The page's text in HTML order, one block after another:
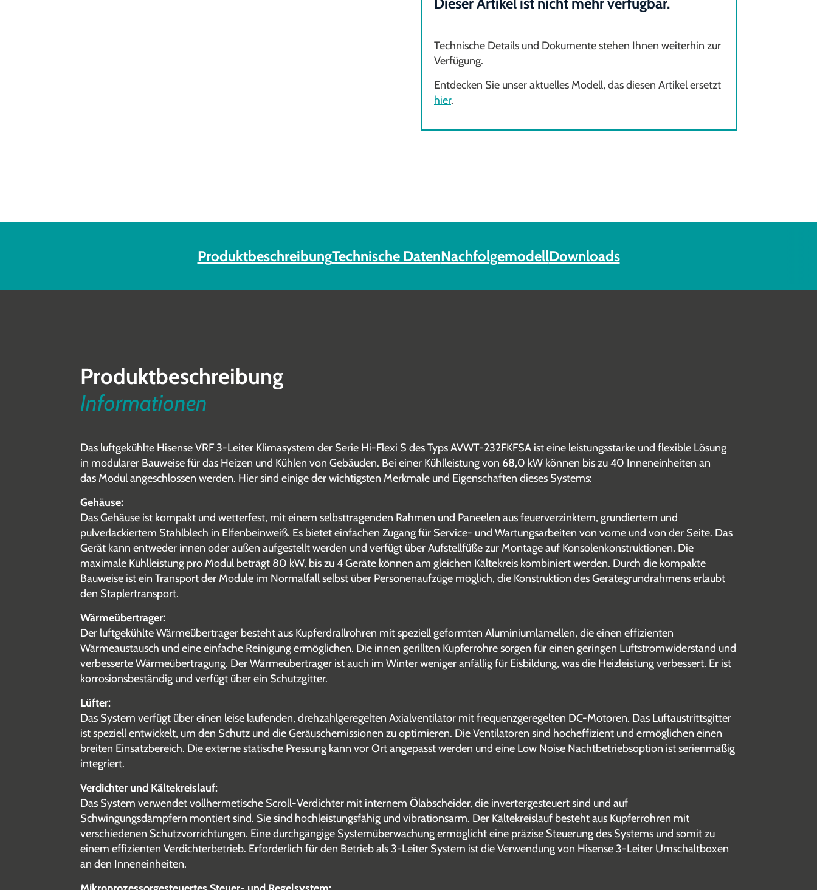
Technische Details und Dokumente stehen Ihnen weiterhin zur
Verfügung.
Entdecken Sie unser aktuelles Modell, das diesen Artikel ersetzt
hier.
ProduktbeschreibungTechnische DatenNachfolgemodellDownloads
Produktbeschreibung
Informationen
Das luftgekühlte Hisense VRF 3-Leiter Klimasystem der Serie Hi-Flexi S des Typs AVWT-232FKFSA ist eine leistungsstarke und flexible Lösung
in modularer Bauweise für das Heizen und Kühlen von Gebäuden. Bei einer Kühlleistung von 68,0 kW können bis zu 40 Inneneinheiten an
das Modul angeschlossen werden. Hier sind einige der wichtigsten Merkmale und Eigenschaften dieses Systems:
Gehäuse:
Das Gehäuse ist kompakt und wetterfest, mit einem selbsttragenden Rahmen und Paneelen aus feuerverzinktem, grundiertem und
pulverlackiertem Stahlblech in Elfenbeinweiß. Es bietet einfachen Zugang für Service- und Wartungsarbeiten von vorne und von der Seite. Das
Gerät kann entweder innen oder außen aufgestellt werden und verfügt über Aufstellfüße zur Montage auf Konsolenkonstruktionen. Die
maximale Kühlleistung pro Modul beträgt 80 kW, bis zu 4 Geräte können am gleichen Kältekreis kombiniert werden. Durch die kompakte
Bauweise ist ein Transport der Module im Normalfall selbst über Personenaufzüge möglich, die Konstruktion des Gerätegrundrahmens erlaubt
den Staplertransport.
Wärmeübertrager:
Der luftgekühlte Wärmeübertrager besteht aus Kupferdrallrohren mit speziell geformten Aluminiumlamellen, die einen effizienten
Wärmeaustausch und eine einfache Reinigung ermöglichen. Die innen gerillten Kupferrohre sorgen für einen geringen Luftstromwiderstand und
verbesserte Wärmeübertragung. Der Wärmeübertrager ist auch im Winter weniger anfällig für Eisbildung, was die Heizleistung verbessert. Er ist
korrosionsbeständig und verfügt über ein Schutzgitter.
Lüfter:
Das System verfügt über einen leise laufenden, drehzahlgeregelten Axialventilator mit frequenzgeregelten DC-Motoren. Das Luftaustrittsgitter
ist speziell entwickelt, um den Schutz und die Geräuschemissionen zu optimieren. Die Ventilatoren sind hocheffizient und ermöglichen einen
breiten Einsatzbereich. Die externe statische Pressung kann vor Ort angepasst werden und eine Low Noise Nachtbetriebsoption ist serienmäßig
integriert.
Verdichter und Kältekreislauf:
Das System verwendet vollhermetische Scroll-Verdichter mit internem Ölabscheider, die invertergesteuert sind und auf
Schwingungsdämpfern montiert sind. Sie sind hochleistungsfähig und vibrationsarm. Der Kältekreislauf besteht aus Kupferrohren mit
verschiedenen Schutzvorrichtungen. Eine durchgängige Systemüberwachung ermöglicht eine präzise Steuerung des Systems und somit zu
einem effizienten Verdichterbetrieb. Erforderlich für den Betrieb als 3-Leiter System ist die Verwendung von Hisense 3-Leiter Umschaltboxen
an den Inneneinheiten.